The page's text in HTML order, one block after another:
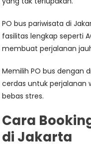
PO bus pariwisata di
fasilitas lengkap seperti
membuat perjalanan
Memilih PO bus dengan
cerdas untuk perjalanan
bebas stres.
Cara
di Jakarta